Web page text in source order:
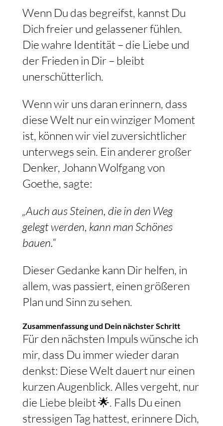
Wenn Du das begreifst, kannst Du
Dich freier und gelassener fühlen.
Die wahre Identität – die Liebe und
der Frieden in Dir – bleibt
unerschütterlich.
Wenn wir uns daran erinnern, dass
diese Welt nur ein winziger Moment
ist, können wir viel zuversichtlicher
unterwegs sein. Ein anderer großer
Denker, Johann Wolfgang von
Goethe, sagte:
„Auch aus Steinen, die in den Weg
gelegt werden, kann man Schönes
bauen.“
Dieser Gedanke kann Dir helfen, in
allem, was passiert, einen größeren
Plan und Sinn zu sehen.
Zusammenfassung und Dein nächster Schritt
Für den nächsten Impuls wünsche ich
mir, dass Du immer wieder daran
denkst: Diese Welt dauert nur einen
kurzen Augenblick. Alles vergeht, nur
die Liebe bleibt 🌟. Falls Du einen
stressigen Tag hattest, erinnere Dich,